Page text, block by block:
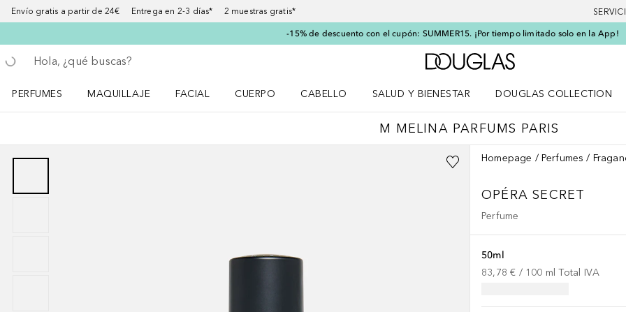
Envío gratis a partir de 24€ Entrega en 2-3 días* 2 muestras gratis*
-15% de descuento con el cupón: SUMMER15. ¡Por tiempo limitado solo en la App!
Regresar
Ejecutar búsqueda
A Douglas Home
PERFUMES
MAQUILLAJE
FACIAL
CUERPO
CABELLO
SALUD Y BIENESTAR
DOUGLAS COLLECTION
M MELINA PARFUMS PARIS
Homepage Perfumes
OPÉRA SECRET
Perfume
50ml
83,78 € / 100 ml Total IVA